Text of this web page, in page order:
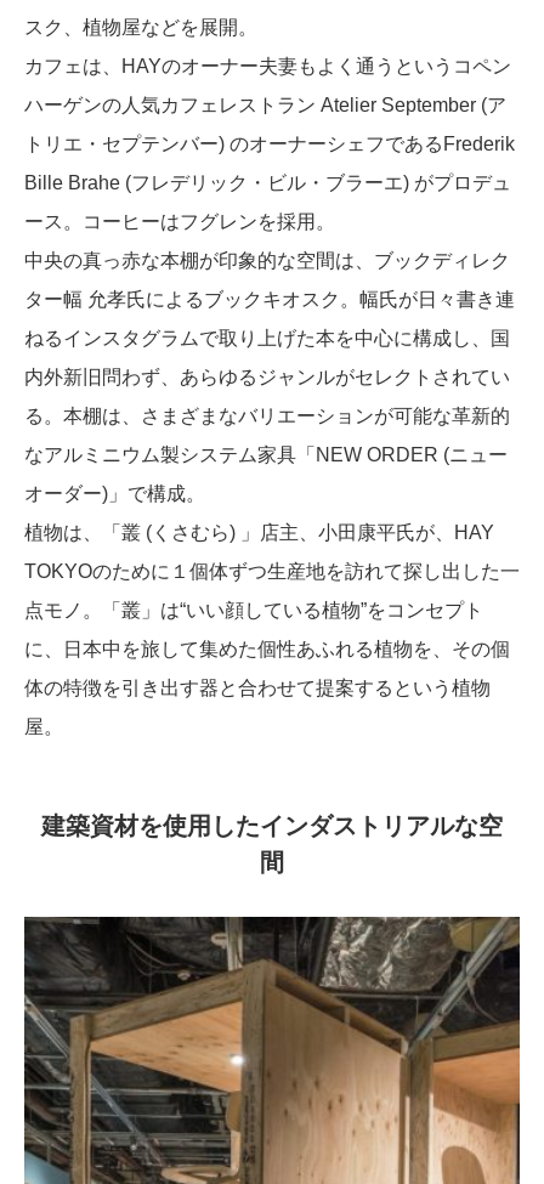
スク、植物屋などを展開。
カフェは、HAYのオーナー夫妻もよく通うというコペン
ハーゲンの人気カフェレストラン Atelier September (ア
トリエ・セプテンバー) のオーナーシェフであるFrederik
Bille Brahe (フレデリック・ビル・ブラーエ) がプロデュ
ース。コーヒーはフグレンを採用。
中央の真っ赤な本棚が印象的な空間は、ブックディレク
ター幅 允孝氏によるブックキオスク。幅氏が日々書き連
ねるインスタグラムで取り上げた本を中心に構成し、国
内外新旧問わず、あらゆるジャンルがセレクトされてい
る。本棚は、さまざまなバリエーションが可能な革新的
なアルミニウム製システム家具「NEW ORDER (ニュー
オーダー)」で構成。
植物は、「叢 (くさむら) 」店主、小田康平氏が、HAY
TOKYOのために１個体ずつ生産地を訪れて探し出した一
点モノ。「叢」は“いい顔している植物”をコンセプト
に、日本中を旅して集めた個性あふれる植物を、その個
体の特徴を引き出す器と合わせて提案するという植物
屋。
建築資材を使用したインダストリアルな空
間